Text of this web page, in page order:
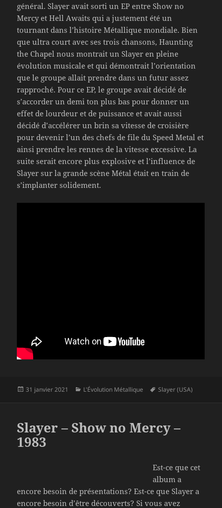
général. Slayer avait sorti un EP entre Show no
Mercy et Hell Awaits qui a justement été un
tournant dans l’histoire Métallique mondiale. Bien
que ultra court avec ses trois chansons, Haunting
the Chapel nous montrait un Slayer en pleine
évolution musicale et qui démontrait l’orientation
que le groupe allait prendre dans un futur assez
rapproché. Pour ce EP, le groupe avait décidé de
s’accorder un demi ton plus bas pour donner un
effet de lourdeur et de puissance et avait aussi
décidé d’accélérer un brin sa vitesse de croisière
pour devenir l’un des chefs de file du Speed Metal et
ainsi prendre les rennes de la vitesse excessive. La
suite serait encore plus explosive et l’influence de
Slayer sur la grande scène Métal était en train de
s’implanter solidement.
Publié
31 janvier 2021 Catégories
L'Évolution Métallique
Mots-
Slayer (USA)
Slayer – Show no Mercy –
1983
Est-ce que cet
album a
encore besoin de présentations? Est-ce que Slayer a
encore besoin d’être découverts? Si vous avez